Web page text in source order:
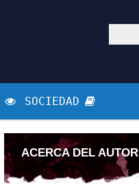
SOCIEDAD
ACERCA DEL AUTOR